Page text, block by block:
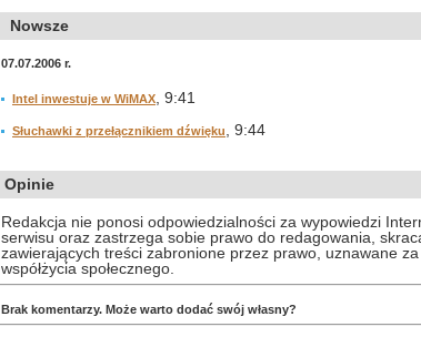
Nowsze
07.07.2006 r.
Intel inwestuje w WiMAX , 9:41
Słuchawki z przełącznikiem dźwięku , 9:44
Opinie
Redakcja nie ponosi odpowiedzialności za wypowiedzi
serwisu oraz zastrzega sobie prawo do redagowania,
zawierających treści zabronione przez prawo, uznawane
współżycia społecznego.
Brak komentarzy. Może warto dodać swój własny?